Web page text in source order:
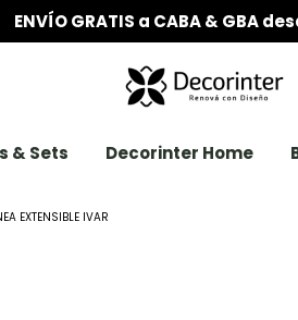
ENVÍO GRATIS a CABA & GBA
& Sets Decorinter Home
EXTENSIBLE IVAR